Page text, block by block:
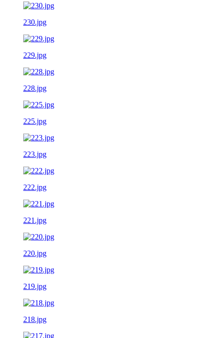
230.jpg
229.jpg
228.jpg
225.jpg
223.jpg
222.jpg
221.jpg
220.jpg
219.jpg
218.jpg